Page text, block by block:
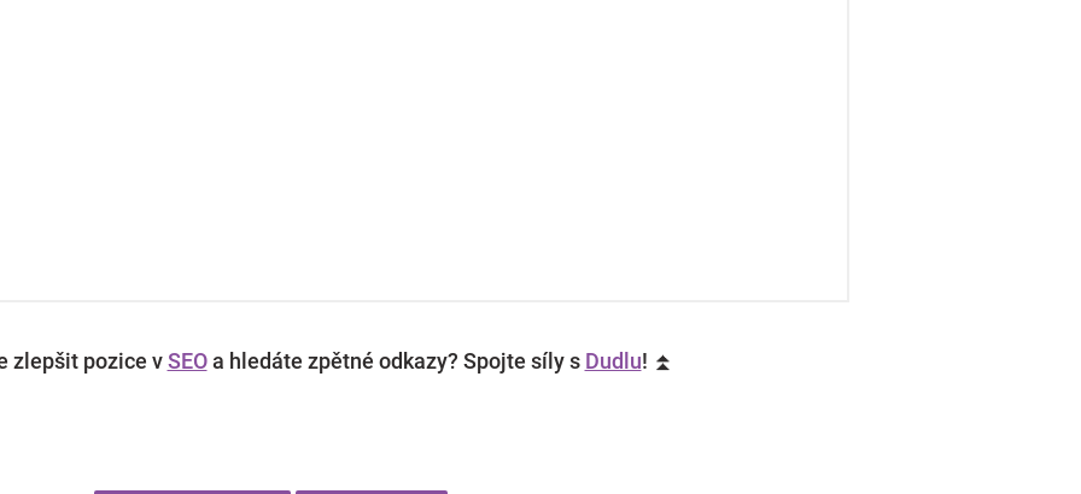
zlepšit pozice vSEOa hledáte zpětné odkazy? Spojte síly s Dudlu! ⏫